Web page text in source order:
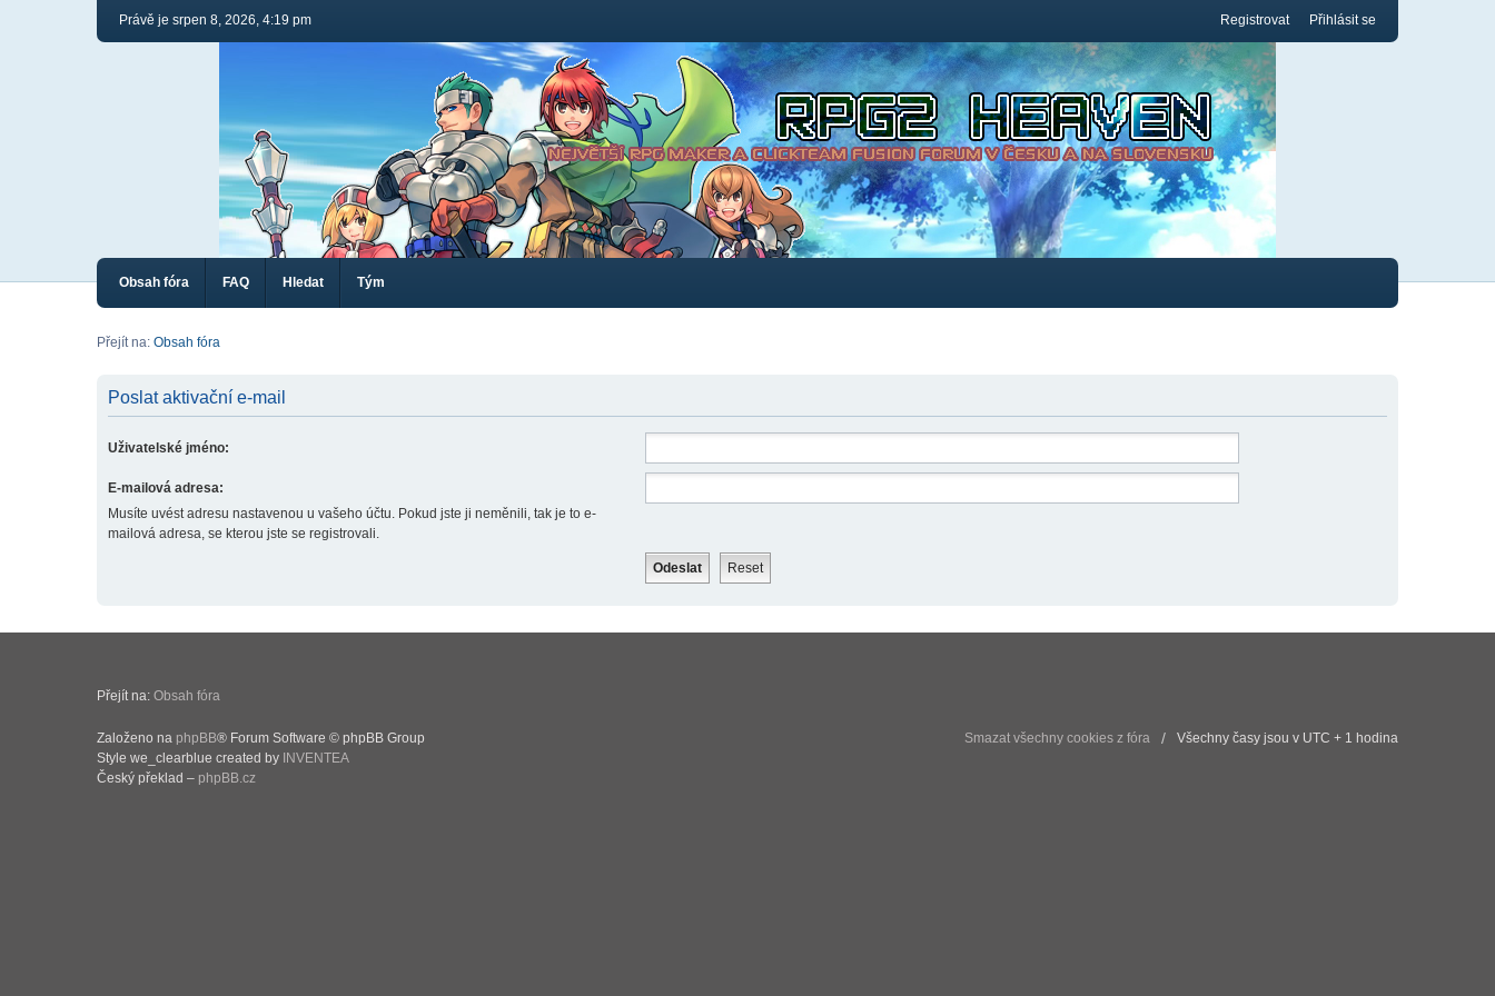
Právě je srpen 8, 2026, 4:19 pm Registrovat Přihlásit se
Obsah fóra FAQ Hledat Tým
Přejít na: Obsah fóra
Poslat aktivační e-mail
Uživatelské jméno:
E-mailová adresa:
Musíte uvést adresu nastavenou u vašeho účtu. Pokud jste ji neměnili, tak je to e-
mailová adresa, se kterou jste se registrovali.
Přejít na: Obsah fóra
Smazat všechny cookies z fóra Všechny časy jsou v UTC + 1 hodina
Založeno na phpBB® Forum Software © phpBB Group
Style we_clearblue created by INVENTEA
Český překlad – phpBB.cz